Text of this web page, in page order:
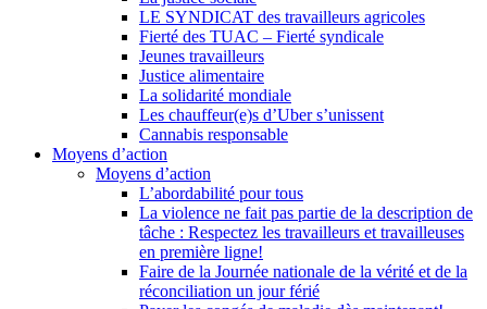
LE SYNDICAT des travailleurs agricoles
Fierté des TUAC – Fierté syndicale
Jeunes travailleurs
Justice alimentaire
La solidarité mondiale
Les chauffeur(e)s d’Uber s’unissent
Cannabis responsable
Moyens d’action
Moyens d’action
L’abordabilité pour tous
La violence ne fait pas partie de la description de
tâche : Respectez les travailleurs et travailleuses
en première ligne!
Faire de la Journée nationale de la vérité et de la
réconciliation un jour férié